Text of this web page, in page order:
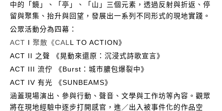
中的「鏡」、「亭」、「山」三個元素，透過反射與折返、停
留與聚集、抬升與回望，發展出一系列不同形式的現地實踐。
公眾活動分為四幕：
ACT I 聚散《CAL L TO ACTION》
ACT II 之聲 《晃動來還原：沉浸式詩歌宣言》
ACT III 流佇 《Burst：城市膿包爆裂中》
ACT IV 有光 《SUNBEAMS》
涵蓋現場演出、參與行動、聲音、文學與工作坊等內容。觀眾
將在現地經驗中逐步打開感官，進／出入被事件化的作品空